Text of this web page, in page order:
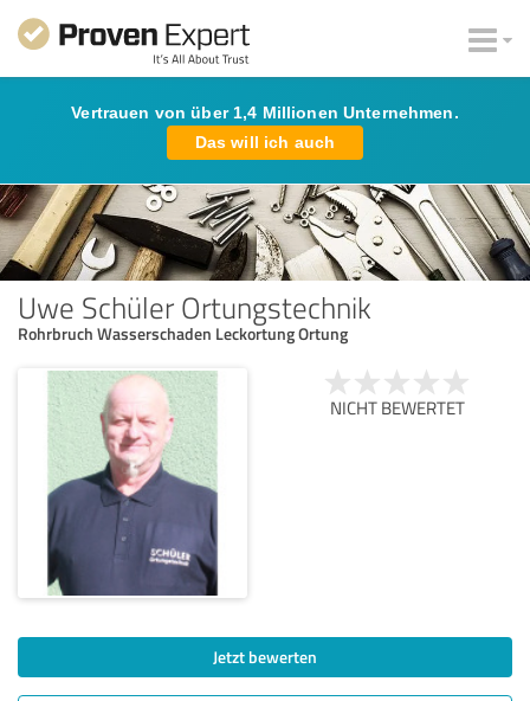
Vertrauen von über 1,4 Millionen Unternehmen.
Das will ich auch
Uwe Schüler Ortungstechnik
Rohrbruch Wasserschaden Leckortung Ortung
NICHT BEWERTET
Jetzt bewerten